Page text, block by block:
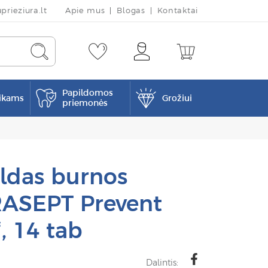
Apie mus Blogas Kontaktai
Papildomos
priemonės
Grožiui
burnos
Prevent
14 tab
Dalintis: